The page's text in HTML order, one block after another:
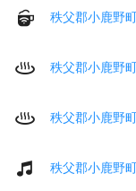
秩父郡小鹿野
秩父郡小鹿野
秩父郡小鹿野
秩父郡小鹿野